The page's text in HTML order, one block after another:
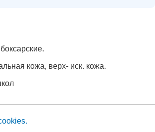
кожа, верх- иск. кожа.